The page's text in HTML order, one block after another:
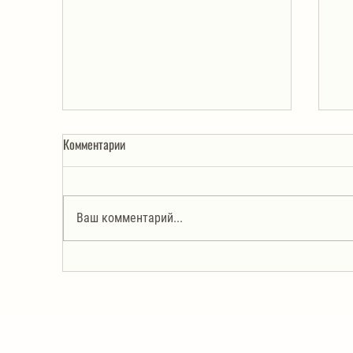
Салат из корейской моркови с
Комментарии
Ваш комментарий...